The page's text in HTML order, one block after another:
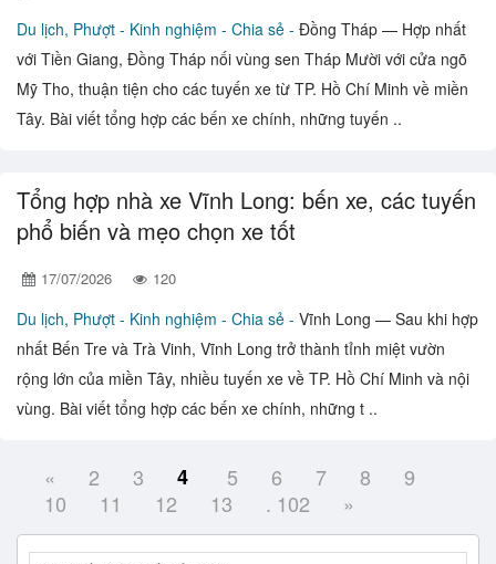
Du lịch, Phượt - Kinh nghiệm - Chia sẻ - Đồng Tháp — Hợp nhất
với Tiền Giang, Đồng Tháp nối vùng sen Tháp Mười với cửa ngõ
Mỹ Tho, thuận tiện cho các tuyến xe từ TP. Hồ Chí Minh về miền
Tây. Bài viết tổng hợp các bến xe chính, những tuyến ..
Tổng hợp nhà xe Vĩnh Long: bến xe, các tuyến
phổ biến và mẹo chọn xe tốt
17/07/2026 120
Du lịch, Phượt - Kinh nghiệm - Chia sẻ - Vĩnh Long — Sau khi hợp
nhất Bến Tre và Trà Vinh, Vĩnh Long trở thành tỉnh miệt vườn
rộng lớn của miền Tây, nhiều tuyến xe về TP. Hồ Chí Minh và nội
vùng. Bài viết tổng hợp các bến xe chính, những t ..
« 2 3 4 5 6 7 8
9
10
11 12 13 . 102 »